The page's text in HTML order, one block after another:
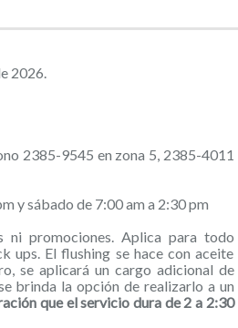
2026.
2385-9545 en zona 5, 2385-4011
y sábado de 7:00 am a 2:30 pm
promociones. Aplica para todo
ups. El flushing se hace con aceite
se aplicará un cargo adicional de
brinda la opción de realizarlo a un
que el servicio dura de 2 a 2:30